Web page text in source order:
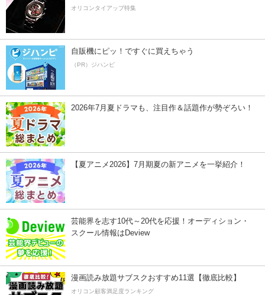
オリコンタイアップ特集
自販機にピッ！ですぐに買えちゃう
（PR）ジハンピ
2026年7月夏ドラマも、注目作＆話題作が勢ぞろい！
【夏アニメ2026】7月期夏の新アニメを一挙紹介！
芸能界を志す10代～20代を応援！オーディション・
スクール情報はDeview
漫画読み放題サブスクおすすめ11選【徹底比較】
オリコン顧客満足度ランキング